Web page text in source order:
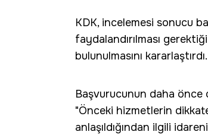
KDK, incelemesi sonucu
faydalandırılması
bulunulmasını kararlaştırdı.
Başvurucunun daha önce
"Önceki hizmetlerin
anlaşıldığından ilgili